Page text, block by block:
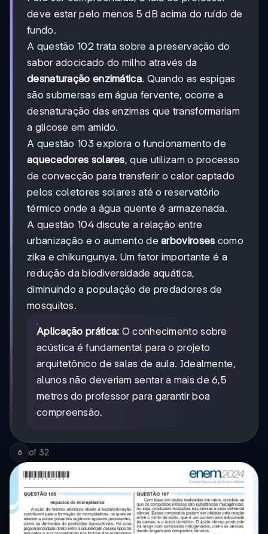
deve estar pelo menos 5 dB acima do ruído de
fundo.
A questão 102 trata sobre a preservação do
sabor adocicado do milho através da
desnaturação enzimática. Quando as espigas
são submersas em água fervente, ocorre a
desnaturação das enzimas que transformariam
a glicose em amido.
A questão 103 explora o funcionamento de
aquecedores solares, que utilizam o processo
de convecção para transferir o calor captado
pelos coletores solares até o reservatório
térmico onde a água quente é armazenada.
A questão 104 discute a relação entre
urbanização e o aumento dearboviroses como
zika e chikungunya. Um fator importante é a
redução da biodiversidade aquática,
diminuindo a população de predadores de
mosquitos.
Aplicação prática: O conhecimento sobre
acústica é fundamental para o projeto
arquitetônico de salas de aula. Idealmente,
alunos não deveriam sentar a mais de 6,5
metros do professor para garantir boa
compreensão.
6 of 32